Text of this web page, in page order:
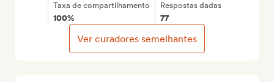
Taxa de compartilhamento
100%
Respostas dadas
77
Ver curadores semelhantes